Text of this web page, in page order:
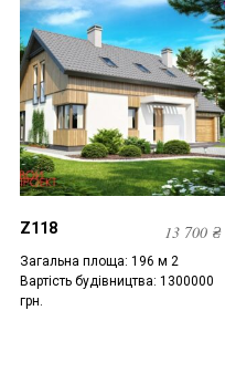
Z118 13 700₴
Загальна площа: 196 м 2
Вартість будівництва: 1300000
грн.